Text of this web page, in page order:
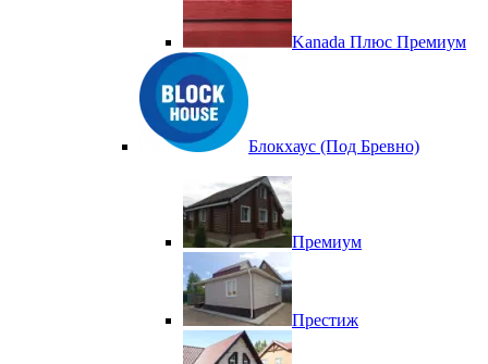
Kanada Плюс Премиум
Блокхаус (Под Бревно)
Премиум
Престиж